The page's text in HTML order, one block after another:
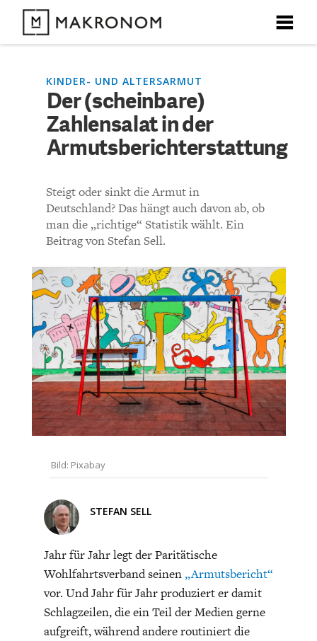
X
DEBATTEN
ARTIKEL
FEATURES
THEMEN
NEWSLETTER
ÜBER UNS
SUCHE
ABO/LOGIN
X
neuesten Beiträge.
X
BODEN
ECONOMISTS FOR FUTURE
X
CHARTBOOK
KINDER- UND ALTERSARMUT
Der (scheinbare)
Zahlensalat in der
Armutsberichterstattung
Steigt oder sinkt die Armut in
Deutschland? Das hängt auch davon ab, ob
man die „richtige“ Statistik wählt. Ein
Beitrag von Stefan Sell.
Bild: Pixabay
STEFAN SELL
Jahr für Jahr legt der Paritätische
Wohlfahrtsverband seinen „Armutsbericht“
vor. Und Jahr für Jahr produziert er damit
Schlagzeilen, die ein Teil der Medien gerne
aufgreift, während andere routiniert die
X
KOMMENTARE ZU
Der (scheinbare)
Zahlensalat in der
KOMMENTIEREN (VIA EMAIL)
Bisher noch kein Kommentar.